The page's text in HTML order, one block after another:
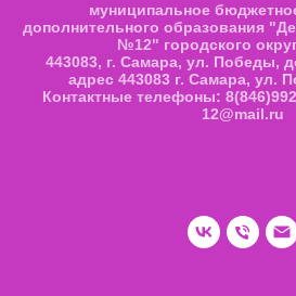
муниципальное
дополнительного образования
№12" городского
443083, г. Самара, ул. Победы,
адрес 443083 г. Самара, ул.
Контактные телефоны:
12@mail.ru